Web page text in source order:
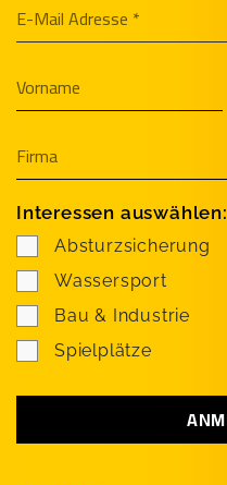
Interessen auswählen:
Absturzsicherung
Wassersport
Bau & Industrie
Spielplätze